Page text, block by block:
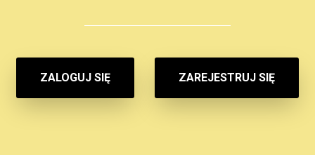
ZALOGUJ SIĘ ZAREJESTRUJ SIĘ